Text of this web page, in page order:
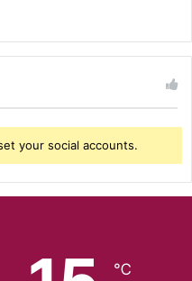
your social accounts.
℃